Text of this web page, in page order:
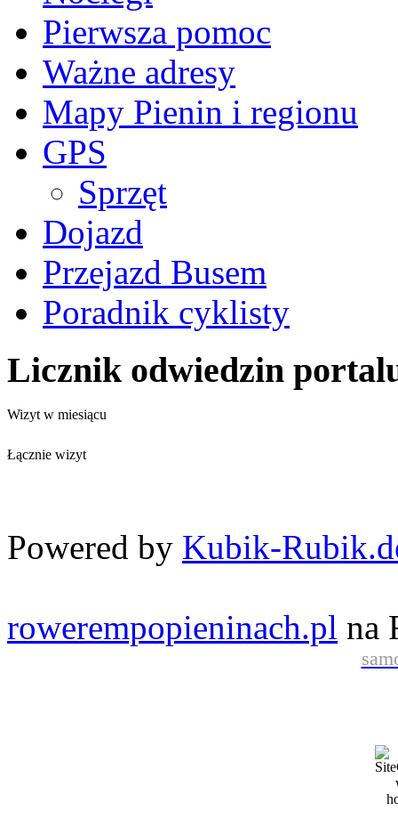
Pierwsza pomoc
Ważne adresy
Mapy Pienin i regionu
GPS
Sprzęt
Dojazd
Przejazd Busem
Poradnik cyklisty
Licznik odwiedzin
Wizyt w miesiącu
Łącznie wizyt
Powered by Kubik-
rowerempopieninach.pl na